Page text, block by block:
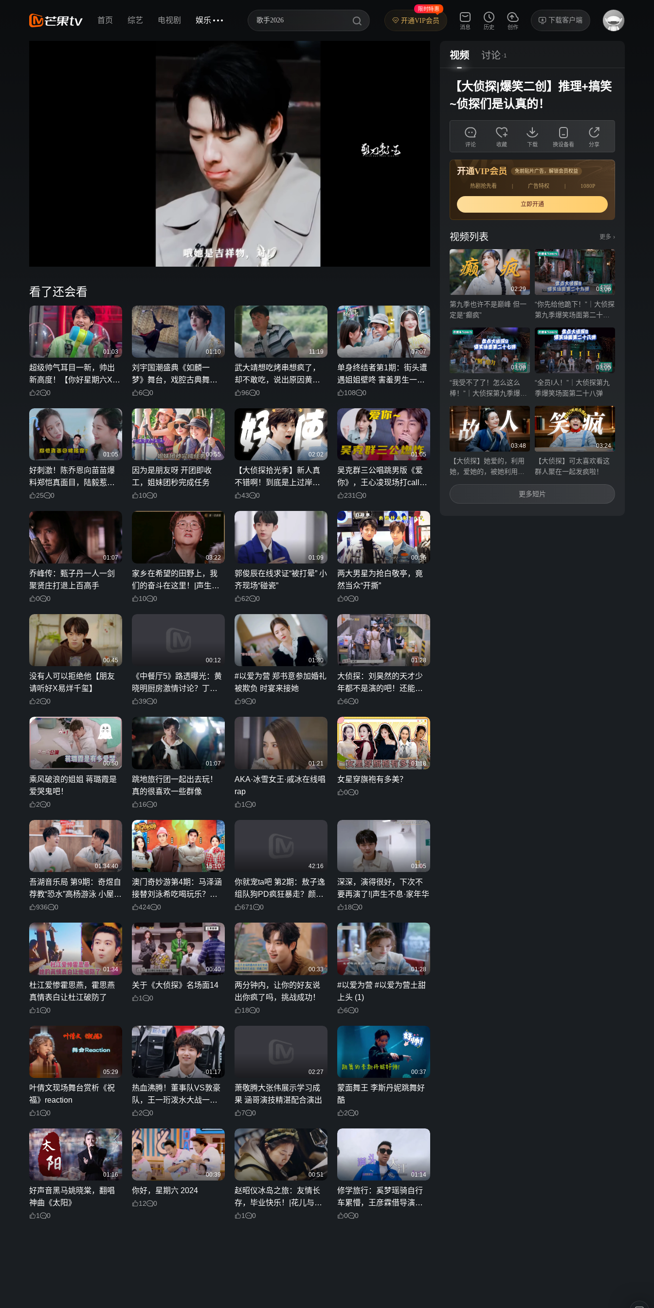
首页 综艺 电视剧 娱乐
密室大逃脱 第八季
歌手2026
中餐厅·南洋拾光季
忙忙碌碌寻宝藏2
我们的宿舍·归心季
爸爸当家 第五季
开通VIP会员
限时特惠
消息 历史 创作
下载客户端
看了还会看
01:03
超级帅气耳目一新，帅出
新高度！【你好星期六X魏
大勋】
2 0
01:10
刘宇国潮盛典《如麟一
梦》舞台，戏腔古典舞传
承非遗文化
6 0
11:19
武大靖想吃烤串想疯了，
却不敢吃，说出原因黄磊
心疼奥运健儿！
96 0
07:07
单身终结者第1期：街头遭
遇姐姐壁咚 害羞男生一秒
终结单身？
108 0
01:05
好刺激！陈乔恩向苗苗爆
料郑恺真面目，陆毅惹火
上身被鲍蕾逼问
25 0
00:55
因为是朋友呀 开团即收
工，姐妹团秒完成任务
10 0
02:02
【大侦探拾光季】新人真
不错啊！到底是上过岸的
人，脑子确实好使
43 0
01:05
吴克群三公唱跳男版《爱
你》，王心凌现场打call？
网友：这把稳赢
231 0
01:07
乔峰传：甄子丹一人一剑
聚贤庄打退上百高手
0 0
03:22
家乡在希望的田野上，我
们的奋斗在这里！|声生不
息·家年华
10 0
01:09
郭俊辰在线求证“被打晕” 小
齐现场“碰瓷”
62 0
00:56
两大男星为抢白敬亭，竟
然当众“开撕”
0 0
00:45
没有人可以拒绝他【朋友
请听好X易烊千玺】
2 0
00:12
《中餐厅5》路透曝光：黄
晓明厨房激情讨论？丁真
默默倾听超乖
39 0
01:30
#以爱为营 郑书意参加婚礼
被欺负 时宴来接她
9 0
01:28
大侦探：刘昊然的天才少
年都不是演的吧！还能这
么算出时间
6 0
00:50
乘风破浪的姐姐 蒋璐霞是
爱哭鬼吧！
2 0
01:07
跳地旅行团一起出去玩！
真的很喜欢一些群像
16 0
01:21
AKA·冰雪女王·戚冰在线唱
rap
1 0
01:18
女星穿旗袍有多美？
0 0
01:34:40
吾湖音乐局 第9期：奇煜自
荐教“恐水”高杨游泳 小屋合
宿即兴live一次听够
936 0
15:10
澳门奇妙游第4期：马泽涵
接替刘泳希吃喝玩乐？张
思帆挑战川菜面不改色！
424 0
42:16
你就宠ta吧 第2期：敖子逸
组队狗PD疯狂暴走？颜安
携宠上T台玩抽象？
671 0
01:05
深深，演得很好，下次不
要再演了!|声生不息·家年华
18 0
01:34
杜江爱惨霍思燕，霍思燕
真情表白让杜江破防了
1 0
00:40
关于《大侦探》名场面14
1 0
00:33
两分钟内，让你的好友说
出你疯了吗，挑战成功！
18 0
01:28
#以爱为营 #以爱为营土甜
上头 (1)
6 0
05:29
叶倩文现场舞台赏析《祝
福》reaction
1 0
01:17
热血沸腾！董事队VS敦豪
队，王一珩泼水大战一触
即发！
2 0
02:27
萧敬腾大张伟展示学习成
果 涵哥演技精湛配合演出
7 0
00:37
蒙面舞王 李斯丹妮跳舞好
酷
2 0
01:16
好声音黑马姚晓棠，翻唱
神曲《太阳》
1 0
00:39
你好，星期六 2024
12 0
00:51
赵昭仪冰岛之旅：友情长
存，毕业快乐！|花儿与少
年·丝路季
1 0
01:14
修学旅行：奚梦瑶骑自行
车累懵，王彦霖借导演组
皮卡送两人回去
0 0
视频 讨论 ·1
【大侦探|爆笑二创】推理+搞笑
~侦探们是认真的！
评论 收藏 下载 换设备看 分享
开通VIP会员 免前贴片广告，解锁会员权益
热剧抢先看 | 广告特权 | 1080P
立即开通
视频列表 更多 ›
02:29
第九季也许不是巅峰 但一
定是“癫疯”
03:06
“你先给他跪下！”｜大侦探
第九季爆笑场面第二十九
03:08
“我受不了了！怎么这么
棒！”｜大侦探第九季爆笑
03:05
“全员I人！”｜大侦探第九
季爆笑场面第二十八弹
03:48
【大侦探】她爱的，利用
她，爱她的，被她利用！
03:24
【大侦探】可太喜欢看这
群人聚在一起发疯啦！
更多短片